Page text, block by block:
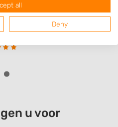
8
u voor
all
Deny